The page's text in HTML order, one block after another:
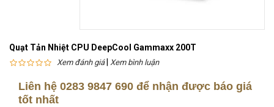
Quạt Tản Nhiệt CPU DeepCool Gammaxx 200T
Xem đánh giá| Xem bình luận
Liên hệ 0283 9847 690 để nhận được báo giá
tốt nhất